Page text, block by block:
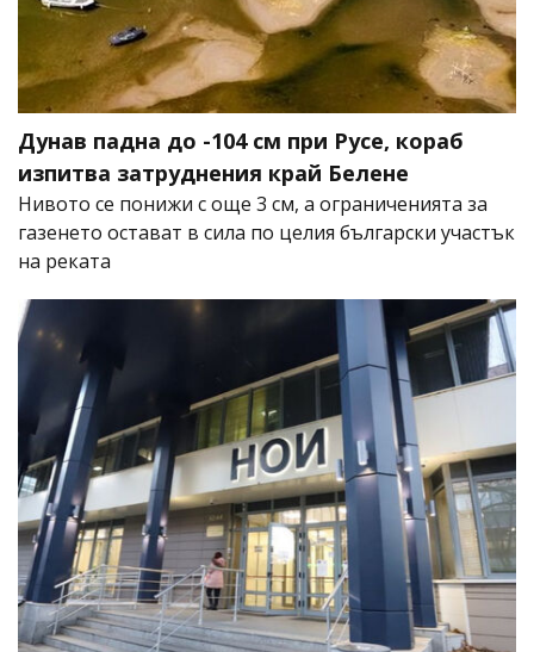
Дунав падна до -104 см при Русе, кораб
изпитва затруднения край Белене
Нивото се понижи с още 3 см, а ограниченията за
газенето остават в сила по целия български участък
на реката